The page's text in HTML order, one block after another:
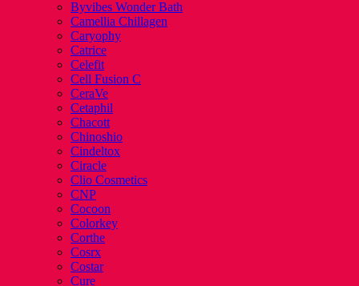
Byvibes Wonder Bath
Camellia Chillagen
Caryophy
Catrice
Celefit
Cell Fusion C
CeraVe
Cetaphil
Chacott
Chinoshio
Cindeltox
Ciracle
Clio Cosmetics
CNP
Cocoon
Colorkey
Corthe
Cosrx
Costar
Cure